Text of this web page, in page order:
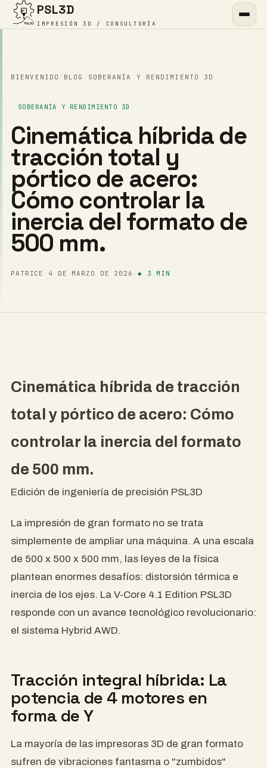
PSL3D
IMPRESIÓN 3D / CONSULTORÍA
BIENVENIDO / BLOG / SOBERANÍA Y RENDIMIENTO 3D
SOBERANÍA Y RENDIMIENTO 3D
Cinemática híbrida de
tracción total y
pórtico de acero:
Cómo controlar la
inercia del formato de
500 mm.
PATRICE · 4 DE MARZO DE 2026 · ◆ 3 MIN
Cinemática híbrida de tracción
total y pórtico de acero: Cómo
controlar la inercia del formato
de 500 mm.
Edición de ingeniería de precisión PSL3D
La impresión de gran formato no se trata
simplemente de ampliar una máquina. A una escala
de 500 x 500 x 500 mm, las leyes de la física
plantean enormes desafíos: distorsión térmica e
inercia de los ejes. La V-Core 4.1 Edition PSL3D
responde con un avance tecnológico revolucionario:
el sistema Hybrid AWD.
Tracción integral híbrida: La
potencia de 4 motores en
forma de Y
La mayoría de las impresoras 3D de gran formato
sufren de vibraciones fantasma o "zumbidos"